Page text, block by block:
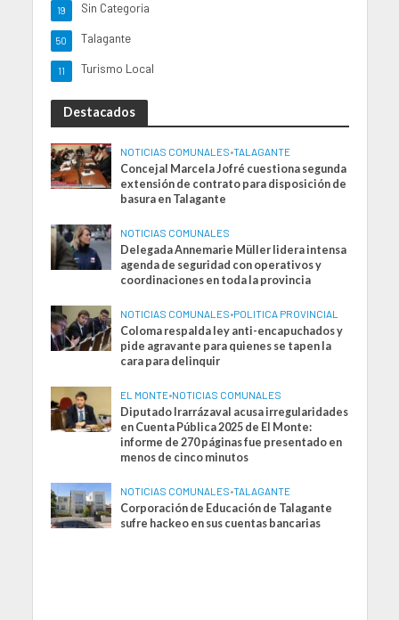
Sin Categoria
19
Talagante
50
Turismo Local
11
Destacados
NOTICIAS COMUNALES•TALAGANTE
Concejal Marcela Jofré cuestiona segunda
extensión de contrato para disposición de
basura en Talagante
NOTICIAS COMUNALES
Delegada Annemarie Müller lidera intensa
agenda de seguridad con operativos y
coordinaciones en toda la provincia
NOTICIAS COMUNALES•POLITICA PROVINCIAL
Coloma respalda ley anti-encapuchados y
pide agravante para quienes se tapen la
cara para delinquir
EL MONTE•NOTICIAS COMUNALES
Diputado Irarrázaval acusa irregularidades
en Cuenta Pública 2025 de El Monte:
informe de 270 páginas fue presentado en
menos de cinco minutos
NOTICIAS COMUNALES•TALAGANTE
Corporación de Educación de Talagante
sufre hackeo en sus cuentas bancarias